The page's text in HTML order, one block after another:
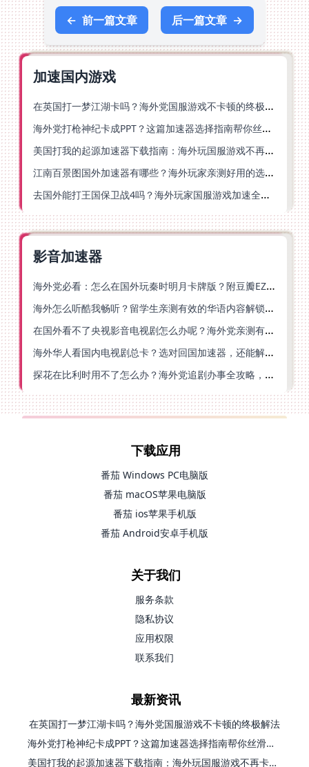
← 前一篇文章 后一篇文章 →
加速国内游戏
在英国打一梦江湖卡吗？海外党国服游戏不卡顿的终极解法
海外党打枪神纪卡成PPT？这篇加速器选择指南帮你丝滑上分
美国打我的起源加速器下载指南：海外玩国服游戏不再卡的终极方案
江南百景图国外加速器有哪些？海外玩家亲测好用的选择与避坑指南
去国外能打王国保卫战4吗？海外玩家国服游戏加速全攻略（附公主连结幻想江湖实测）
影音加速器
海外党必看：怎么在国外玩秦时明月卡牌版？附豆瓣EZCast地区限制破解法
海外怎么听酷我畅听？留学生亲测有效的华语内容解锁指南
在国外看不了央视影音电视剧怎么办呢？海外党亲测有效的回国加速方案
海外华人看国内电视剧总卡？选对回国加速器，还能解决菲律宾打不开反诈中心的问题
探花在比利时用不了怎么办？海外党追剧办事全攻略，选对加速器就够了
下载应用
番茄 Windows PC电脑版
番茄 macOS苹果电脑版
番茄 ios苹果手机版
番茄 Android安卓手机版
关于我们
服务条款
隐私协议
应用权限
联系我们
最新资讯
在英国打一梦江湖卡吗？海外党国服游戏不卡顿的终极解法
海外党打枪神纪卡成PPT？这篇加速器选择指南帮你丝滑上分
美国打我的起源加速器下载指南：海外玩国服游戏不再卡的终极方案